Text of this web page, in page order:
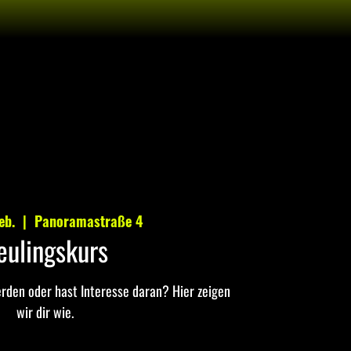
  |
Panoramastraße 4
oder hast Interesse daran? Hier zeigen
wir dir wie.